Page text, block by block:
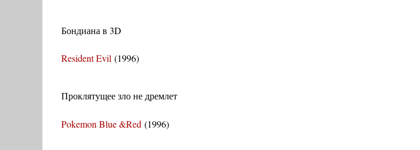
Бондиана в 3D
Resident Evil (1996)
Проклятущее зло не дремлет
Pokemon Blue &Red (1996)